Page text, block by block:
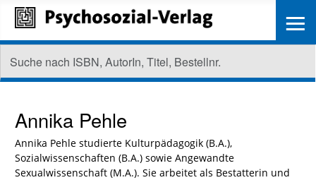
Annika Pehle
Annika Pehle studierte Kulturpädagogik (B.A.),
Sozialwissenschaften (B.A.) sowie Angewandte
Sexualwissenschaft (M.A.). Sie arbeitet als Bestatterin und
≡